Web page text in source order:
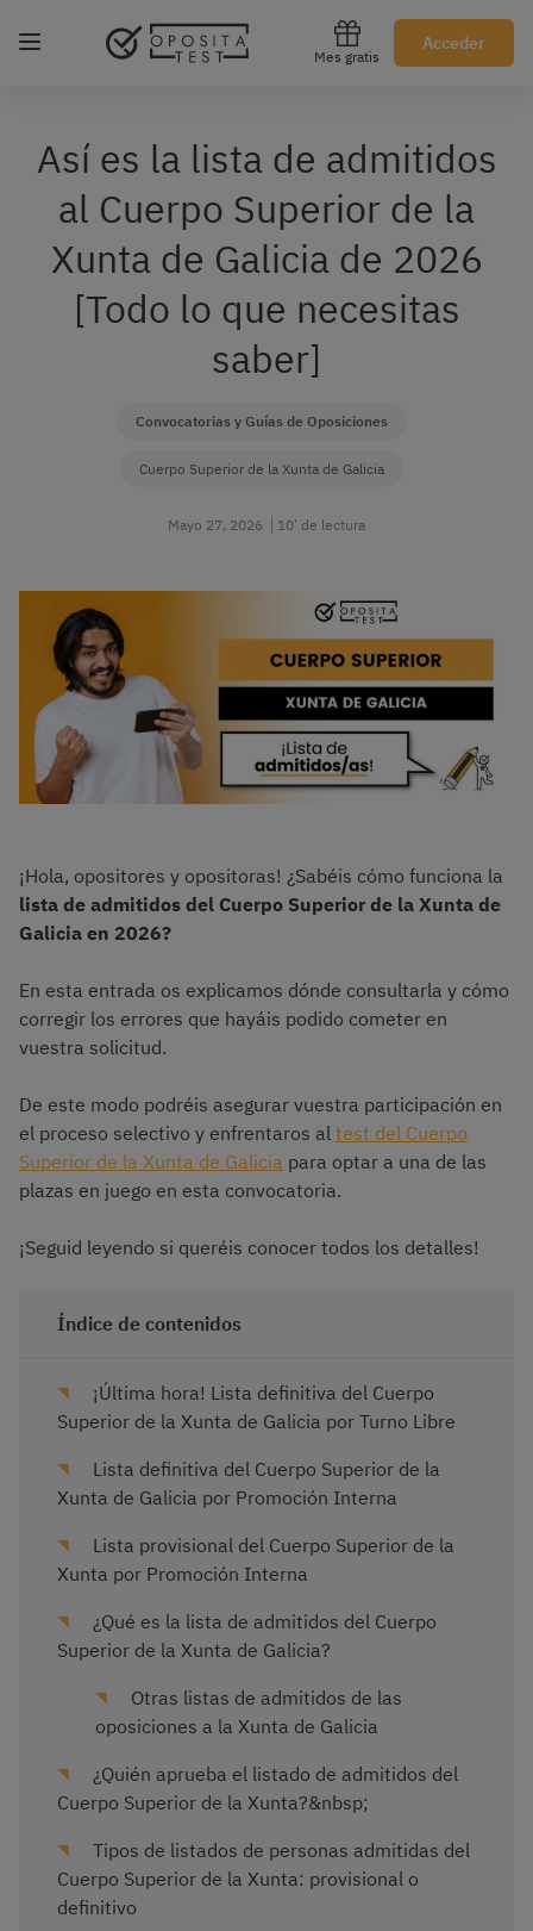
Mes gratis
Acceder
Regístrate gratis
Así es la lista de admitidos
al Cuerpo Superior de la
Xunta de Galicia de 2026
[Todo lo que necesitas
saber]
Convocatorias y Guías de Oposiciones
Cuerpo Superior de la Xunta de Galicia
Mayo 27, 2026 10’ de lectura
¡Hola, opositores y opositoras! ¿Sabéis cómo funciona la
lista de admitidos del Cuerpo Superior de la Xunta de
Galicia en 2026?
En esta entrada os explicamos dónde consultarla y cómo
corregir los errores que hayáis podido cometer en
vuestra solicitud.
De este modo podréis asegurar vuestra participación en
el proceso selectivo y enfrentaros al test del Cuerpo
Superior de la Xunta de Galicia para optar a una de las
plazas en juego en esta convocatoria.
¡Seguid leyendo si queréis conocer todos los detalles!
Índice de contenidos
¡Última hora! Lista definitiva del Cuerpo
Superior de la Xunta de Galicia por Turno Libre
Lista definitiva del Cuerpo Superior de la
Xunta de Galicia por Promoción Interna
Lista provisional del Cuerpo Superior de la
Xunta por Promoción Interna
¿Qué es la lista de admitidos del Cuerpo
Superior de la Xunta de Galicia?
Otras listas de admitidos de las
oposiciones a la Xunta de Galicia
¿Quién aprueba el listado de admitidos del
Cuerpo Superior de la Xunta?&nbsp;
Tipos de listados de personas admitidas del
Cuerpo Superior de la Xunta: provisional o
definitivo